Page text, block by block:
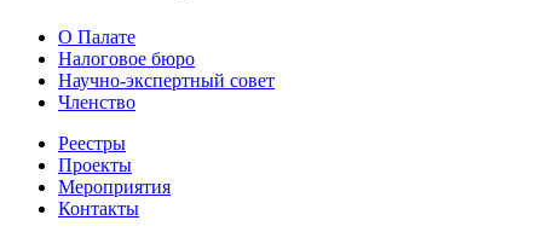
О Палате
Налоговое бюро
Научно-экспертный совет
Членство
Реестры
Проекты
Мероприятия
Контакты